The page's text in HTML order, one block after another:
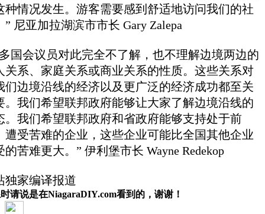
种情况发生。游客需要感到舒适地访问我们的社
” 尼亚加拉湖滨市市长 Gary Zalepa
国会议员对此完全不了解，也不理解边境两边的
关系、家庭关系或商业关系的性质。这些关系对
们边境沿线的经济以及更广泛的经济成功都至关
。我们希望联邦政府能够让大家了解边境沿线的
。我们希望联邦政府和省政府能够支持处于前
遭受苦难的企业，这些企业可能比全国其他企业
的苦难更大。” 伊利堡市长 Wayne Redekop
独家编译报道
请说是在NiagaraDIY.com看到的，谢谢！